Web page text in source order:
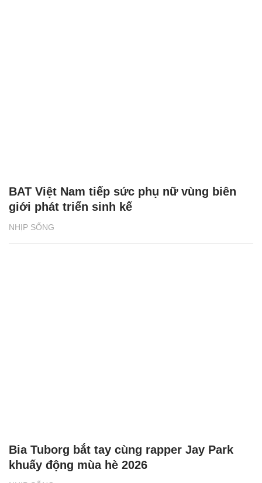
NHỊP SỐNG
BAT Việt Nam tiếp sức phụ nữ vùng biên
giới phát triển sinh kế
Bia Tuborg bắt tay cùng rapper Jay Park
khuấy động mùa hè 2026